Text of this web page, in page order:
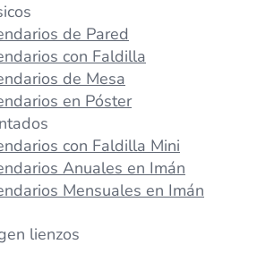
de Pared
con Faldilla
de Mesa
en Póster
con Faldilla Mini
Anuales en Imán
Mensuales en Imán
lienzos